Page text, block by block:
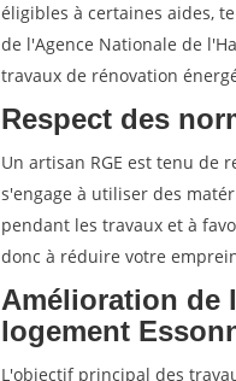
éligibles à certaines aides,
de l'Agence Nationale de
travaux de rénovation
Respect des
Un artisan RGE est tenu de
s'engage à utiliser des
pendant les travaux et à
donc à réduire votre
Amélioration de
logement
L'objectif principal des